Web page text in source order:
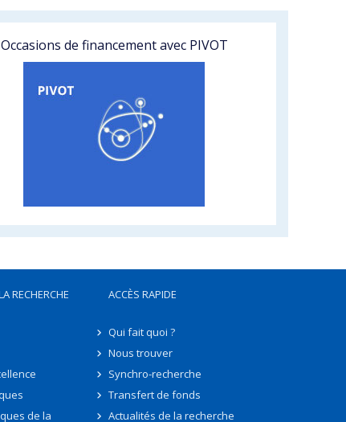
Occasions de financement avec PIVOT
RECHERCHE
de la
ACCÈS RAPIDE
Qui fait quoi ?
Nous trouver
Synchro-recherche
Transfert de fonds
Actualités de la recherche